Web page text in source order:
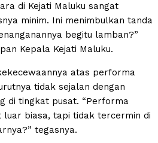
di Kejati Maluku sangat
minim. Ini menimbulkan tanda
begitu lamban?”
Kepala Kejati Maluku.
atas performa
tidak sejalan dengan
di tingkat pusat. “Performa
luar biasa, tapi tidak tercermin di
tegasnya.